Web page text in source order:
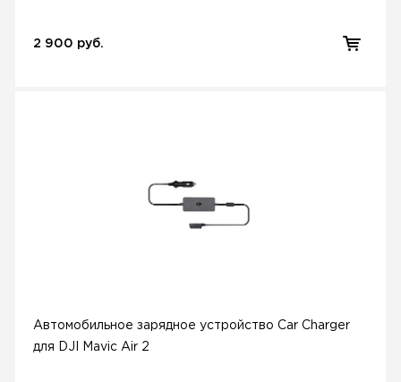
2 900 руб.
Автомобильное зарядное устройство Car Charger
для DJI Mavic Air 2